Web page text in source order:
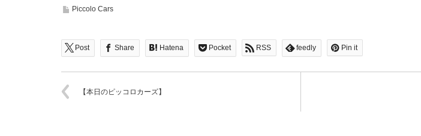
Piccolo Cars
Post Share Hatena Pocket RSS feedly Pin it
【本日のピッコロカーズ】